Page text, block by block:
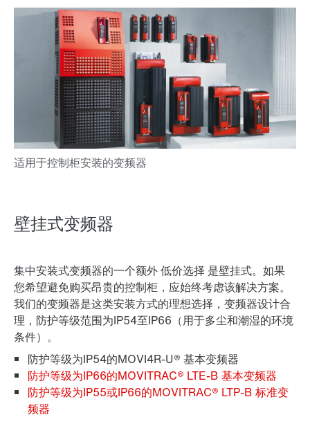
壁挂式变频器
集中安装式变频器的一个额外低价选择 是壁挂式。如果
您希望避免购买昂贵的控制柜，应始终考虑该解决方案。
我们的变频器是这类安装方式的理想选择，变频器设计合
理，防护等级范围为IP54至IP66（用于多尘和潮湿的环境
条件）。
防护等级为IP54的MOVI4R-U® 基本变频器
防护等级为IP66的MOVITRAC® LTE-B 基本变频器
防护等级为IP55或IP66的MOVITRAC® LTP-B 标准变
频器